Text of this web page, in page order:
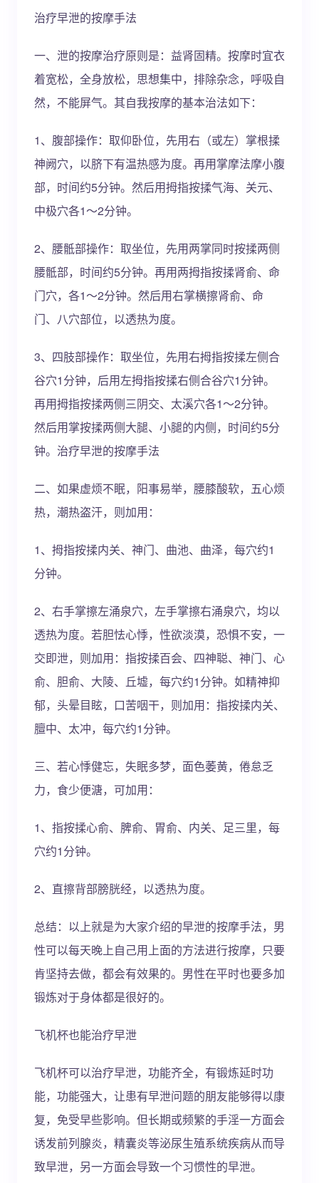
治疗早泄的按摩手法
一、泄的按摩治疗原则是：益肾固精。按摩时宜衣
着宽松，全身放松，思想集中，排除杂念，呼吸自
然，不能屏气。其自我按摩的基本治法如下：
1、腹部操作：取仰卧位，先用右（或左）掌根揉
神阙穴，以脐下有温热感为度。再用掌摩法摩小腹
部，时间约5分钟。然后用拇指按揉气海、关元、
中极穴各1～2分钟。
2、腰骶部操作：取坐位，先用两掌同时按揉两侧
腰骶部，时间约5分钟。再用两拇指按揉肾俞、命
门穴，各1～2分钟。然后用右掌横擦肾俞、命
门、八穴部位，以透热为度。
3、四肢部操作：取坐位，先用右拇指按揉左侧合
谷穴1分钟，后用左拇指按揉右侧合谷穴1分钟。
再用拇指按揉两侧三阴交、太溪穴各1～2分钟。
然后用掌按揉两侧大腿、小腿的内侧，时间约5分
钟。治疗早泄的按摩手法
二、如果虚烦不眠，阳事易举，腰膝酸软，五心烦
热，潮热盗汗，则加用：
1、拇指按揉内关、神门、曲池、曲泽，每穴约1
分钟。
2、右手掌擦左涌泉穴，左手掌擦右涌泉穴，均以
透热为度。若胆怯心悸，性欲淡漠，恐惧不安，一
交即泄，则加用：指按揉百会、四神聪、神门、心
俞、胆俞、大陵、丘墟，每穴约1分钟。如精神抑
郁，头晕目眩，口苦咽干，则加用：指按揉内关、
膻中、太冲，每穴约1分钟。
三、若心悸健忘，失眠多梦，面色萎黄，倦怠乏
力，食少便溏，可加用：
1、指按揉心俞、脾俞、胃俞、内关、足三里，每
穴约1分钟。
2、直擦背部膀胱经，以透热为度。
总结：以上就是为大家介绍的早泄的按摩手法，男
性可以每天晚上自己用上面的方法进行按摩，只要
肯坚持去做，都会有效果的。男性在平时也要多加
锻炼对于身体都是很好的。
飞机杯也能治疗早泄
飞机杯可以治疗早泄，功能齐全，有锻炼延时功
能，功能强大，让患有早泄问题的朋友能够得以康
复，免受早些影响。但长期或频繁的手淫一方面会
诱发前列腺炎，精囊炎等泌尿生殖系统疾病从而导
致早泄，另一方面会导致一个习惯性的早泄。